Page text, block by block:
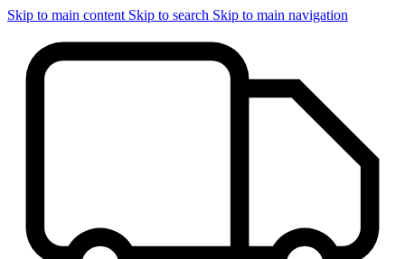
Skip to main content Skip to search Skip to main navigation